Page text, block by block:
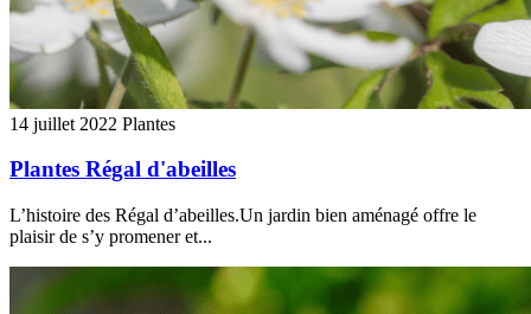
14 juillet 2022 Plantes
Plantes Régal d'abeilles
L’histoire des Régal d’abeilles.Un jardin bien aménagé offre le
plaisir de s’y promener et...